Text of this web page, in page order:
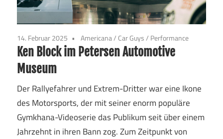
14. Februar 2025 Americana/ Car Guys/ Performance
Ken Block im Petersen Automotive
Museum
Der Rallyefahrer und Extrem-Dritter war eine Ikone
des Motorsports, der mit seiner enorm populäre
Gymkhana-Videoserie das Publikum seit über einem
Jahrzehnt in ihren Bann zog. Zum Zeitpunkt von